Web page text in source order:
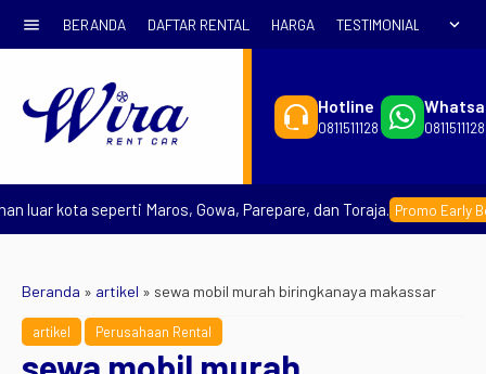
menu BERANDA DAFTAR RENTAL HARGA TESTIMONIAL expand_more
Hotline
0811511128 0811511128
kota seperti Maros, Gowa, Parepare, dan Toraja. Promo Early Booking
Beranda » artikel » sewa mobil murah biringkanaya makassar
artikel Perusahaan Rental